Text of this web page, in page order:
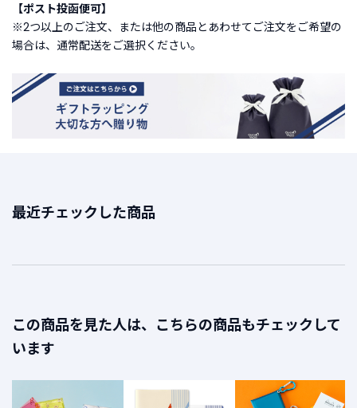
n
s
t
g
r
a
【ポスト投函便可】
※2つ以上のご注文、または他の商品とあわせてご注文をご希望の
場合は、通常配送をご選択ください。
最近チェックした商品
この商品を見た人は、こちらの商品もチェックして
います